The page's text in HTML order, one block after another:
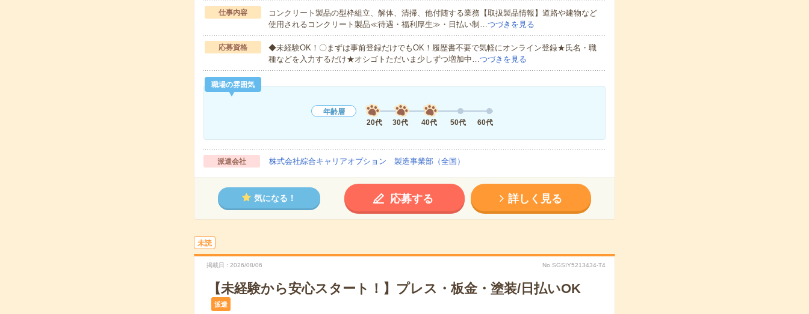
仕事内容
コンクリート製品の型枠組立、解体、清掃、他付随する業務【取扱製品情報】道路や建物など
使用されるコンクリート製品≪待遇・福利厚生≫・日払い制…つづきを見る
応募資格
◆未経験OK！〇まずは事前登録だけでもOK！履歴書不要で気軽にオンライン登録★氏名・職
種などを入力するだけ★オシゴトただいま少しずつ増加中…つづきを見る
職場の雰囲気
年齢層
20代
30代 40代 50代 60代
派遣会社 株式会社綜合キャリアオプション 製造事業部（全国）
気になる！ 応募する 詳しく見る
未読
掲載日 2026/08/06 No.SGSIY5213434-T4
【未経験から安心スタート！】プレス・板金・塗装/日払いOK
派遣